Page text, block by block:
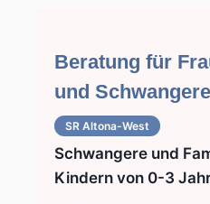
Beratung für
und
SR Altona-West
Schwangere und
Kindern von 0-3